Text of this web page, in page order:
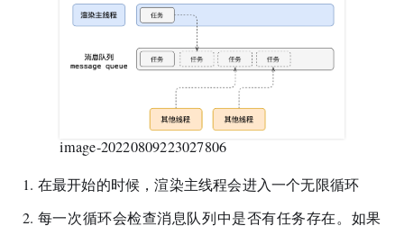
image-20220809223027806
在最开始的时候，渲染主线程会进入一个无限循环
每一次循环会检查消息队列中是否有任务存在。如果